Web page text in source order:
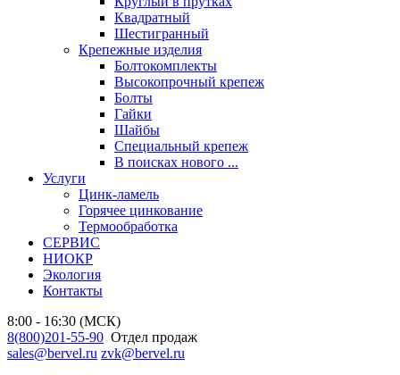
Квадратный
Шестигранный
Крепежные изделия
Болтокомплекты
Высокопрочный крепеж
Болты
Гайки
Шайбы
Специальный крепеж
В поисках нового ...
Услуги
Цинк-ламель
Горячее цинкование
Термообработка
СЕРВИС
НИОКР
Экология
Контакты
8:00 - 16:30 (МСК)
8(800)201-55-90 Отдел продаж
sales@bervel.ru zvk@bervel.ru